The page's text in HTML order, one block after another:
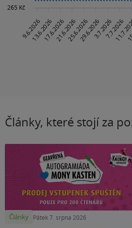
Články, které stojí za
Články Pátek 7. srpna 2026